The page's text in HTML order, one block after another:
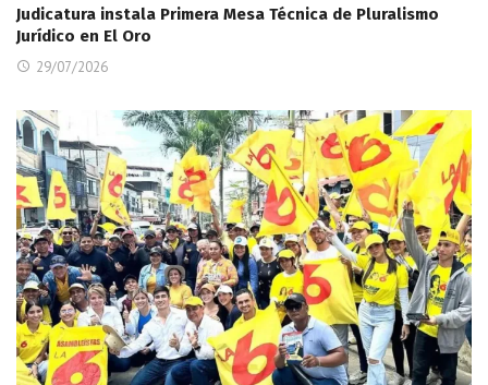
Judicatura instala Primera Mesa Técnica de Pluralismo
Jurídico en El Oro
29/07/2026